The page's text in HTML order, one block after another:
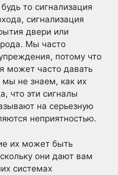
то сигнализация
сигнализация
двери или
Мы часто
потому что
может часто давать
мы не знаем, как их
что эти сигналы
на серьезную
неприятностью.
их может быть
они дают вам
системах